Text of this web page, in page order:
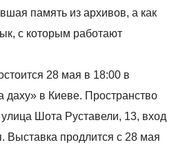
память из архивов, а как
с которым работают
28 мая в 18:00 в
даху» в Киеве. Пространство
Шота Руставели, 13, вход
Выставка продлится с 28 мая